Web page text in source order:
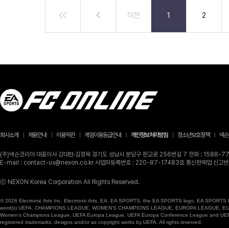
이전 1 2
회사소개 채용안내 이용약관 게임이용등급안내 개인정보처리방침 청소년보호정책 넥
(주)넥슨코리아 대표이사 강대현·김정욱 경기도 성남시 분당구 판교로 256번길 7 전화 :
E-mail : contact-us@nexon.co.kr 사업자등록번호 : 220-87-17483호 통신판매업 신고
ⓒ NEXON Korea Corporation All Rights Reserved.
© 2026 Electronic Arts Inc. Electronic Arts, EA, EA SPORTS, the EA SPORTS logo, EA
word(s) UEFA, CHAMPIONS LEAGUE, WOMEN’S CHAMPIONS LEAGUE, EUROPA LEAGUE,
Women’s Champions League, UEFA Europa League, UEFA Europa Conference League and
registered trademarks, designs and/or as copyright works by UEFA. All rights reserved.